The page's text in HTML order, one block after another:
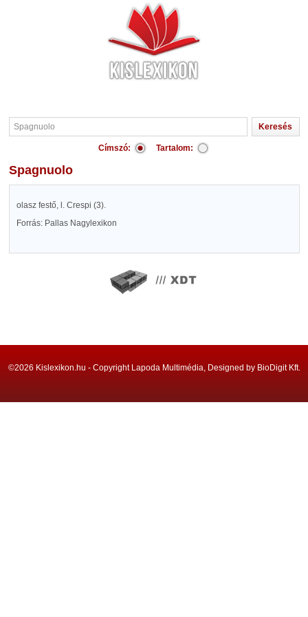
Címszó: Tartalom:
Spagnuolo
olasz festő, l. Crespi (3).
Forrás: Pallas Nagylexikon
©2026 Kislexikon.hu - Copyright Lapoda Multimédia, Designed by BioDigit Kft.